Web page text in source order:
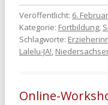
Veröffentlicht: 6.
Kategorie: Fortbildung,
Schlagworte:
Lalelu-JA!,
Online-